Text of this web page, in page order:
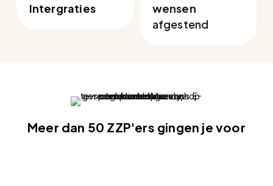
Intergraties
wensen
afgestend
Meer dan 50 ZZP'ers gingen je voor